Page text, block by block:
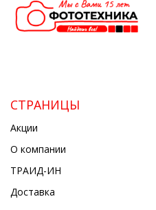
СТРАНИЦЫ
Акции
О компании
ТРАИД-ИН
Доставка